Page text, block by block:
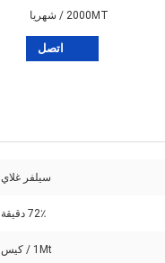
2000MT / شهريا
اتصل
سيلفر غلاي
72٪ دقيقة
1Mt / كيس